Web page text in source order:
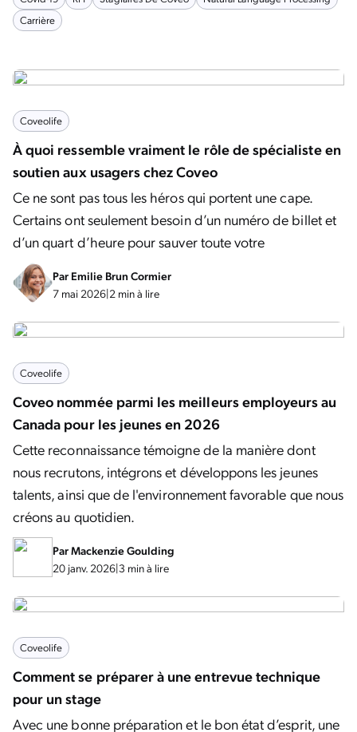
Carrière
Coveolife
À quoi ressemble vraiment le rôle de spécialiste en
soutien aux usagers chez Coveo
Ce ne sont pas tous les héros qui portent une cape.
Certains ont seulement besoin d’un numéro de billet et
d’un quart d’heure pour sauver toute votre
Par Emilie Brun Cormier
7 mai 2026|2 min à lire
Coveolife
Coveo nommée parmi les meilleurs employeurs au
Canada pour les jeunes en 2026
Cette reconnaissance témoigne de la manière dont
nous recrutons, intégrons et développons les jeunes
talents, ainsi que de l'environnement favorable que nous
créons au quotidien.
ParMackenzie Goulding
20 janv. 2026|3 min à lire
Coveolife
Comment se préparer à une entrevue technique
pour un stage
Avec une bonne préparation et le bon état d’esprit, une